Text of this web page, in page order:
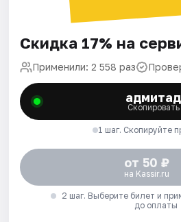
Скидка 17% на
Применили: 2 558 раз
адмитад
Скопировать
1 шаг. Скопируйте
от 50 ₽
на Kassir.ru
2 шаг. Выберите билет и
до оплаты